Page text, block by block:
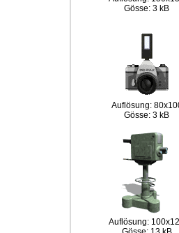
Gösse: 3 kB
Auflösung:
Gösse: 3 kB
Auflösung: